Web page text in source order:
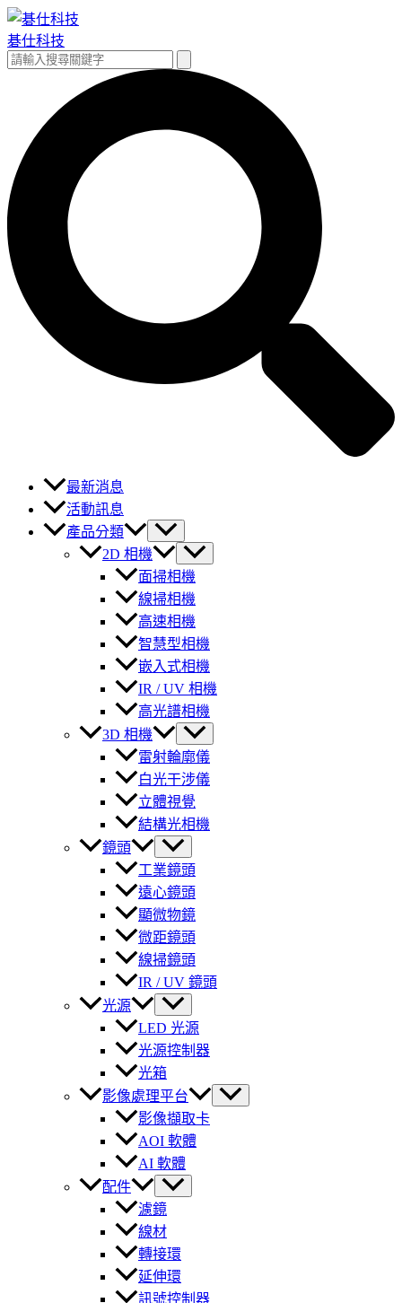
跳
至
主
碁仕科技
搜
最新消息
活動訊息
產品分類
2D 相機
面掃相機
線掃相機
高速相機
智慧型相機
嵌入式相機
IR / UV 相機
高光譜相機
3D 相機
雷射輪廓儀
白光干涉儀
立體視覺
結構光相機
鏡頭
工業鏡頭
遠心鏡頭
顯微物鏡
微距鏡頭
線掃鏡頭
IR / UV 鏡頭
光源
LED 光源
光源控制器
光箱
影像處理平台
影像擷取卡
AOI 軟體
AI 軟體
配件
濾鏡
線材
轉接環
延伸環
訊號控制器